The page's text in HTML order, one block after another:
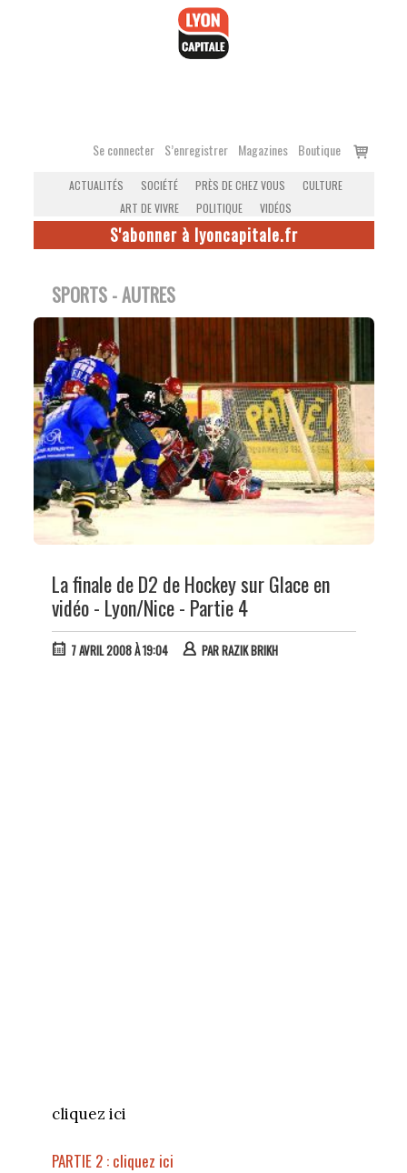
Se connecter S’enregistrer Magazines Boutique
Voir
ACTUALITÉS SOCIÉTÉ PRÈS DE CHEZ VOUS
CULTURE
ART DE VIVRE
POLITIQUE VIDÉOS
S'abonner à lyoncapitale.fr
SPORTS - AUTRES
La finale de D2 de Hockey sur Glace en
vidéo - Lyon/Nice - Partie 4
7 AVRIL 2008 À 19:04 PARRAZIK BRIKH
cliquez ici
PARTIE 2 : cliquez ici